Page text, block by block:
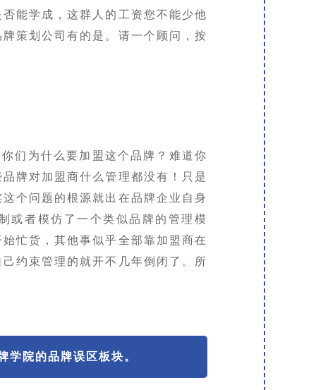
能学成，这群人的工资您不能少他
策划公司有的是。请一个顾问，按
们为什么要加盟这个品牌？难道你
牌对加盟商什么管理都没有！只是
个问题的根源就出在品牌企业自身
或者模仿了一个类似品牌的管理模
忙货，其他事似乎全部靠加盟商在
约束管理的就开不几年倒闭了。所
学院的品牌误区板块。